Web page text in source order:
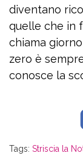
diventano
quelle che in
chiama
zero è
conosce la
Tags: Striscia la